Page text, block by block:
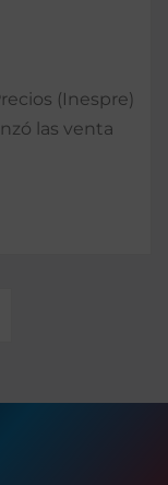
(Inespre)
las venta